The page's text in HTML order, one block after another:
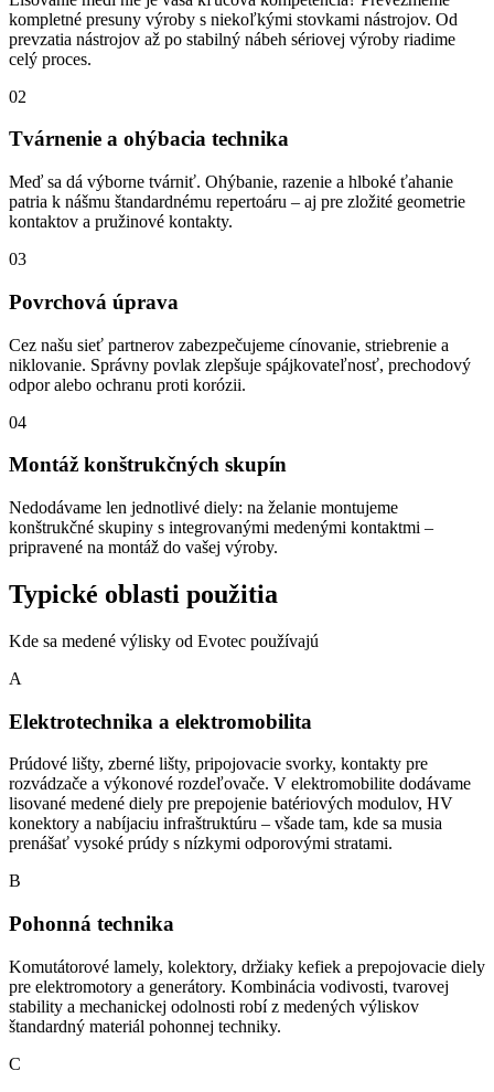
kompletné presuny výroby s niekoľkými stovkami nástrojov. Od
prevzatia nástrojov až po stabilný nábeh sériovej výroby riadime
celý proces.
02
Tvárnenie a ohýbacia technika
Meď sa dá výborne tvárniť. Ohýbanie, razenie a hlboké ťahanie
patria k nášmu štandardnému repertoáru – aj pre zložité geometrie
kontaktov a pružinové kontakty.
03
Povrchová úprava
Cez našu sieť partnerov zabezpečujeme cínovanie, striebrenie a
niklovanie. Správny povlak zlepšuje spájkovateľnosť, prechodový
odpor alebo ochranu proti korózii.
04
Montáž konštrukčných skupín
Nedodávame len jednotlivé diely: na želanie montujeme
konštrukčné skupiny s integrovanými medenými kontaktmi –
pripravené na montáž do vašej výroby.
Typické oblasti použitia
Kde sa medené výlisky od Evotec používajú
A
Elektrotechnika a elektromobilita
Prúdové lišty, zberné lišty, pripojovacie svorky, kontakty pre
rozvádzače a výkonové rozdeľovače. V elektromobilite dodávame
lisované medené diely pre prepojenie batériových modulov, HV
konektory a nabíjaciu infraštruktúru – všade tam, kde sa musia
prenášať vysoké prúdy s nízkymi odporovými stratami.
B
Pohonná technika
Komutátorové lamely, kolektory, držiaky kefiek a prepojovacie diely
pre elektromotory a generátory. Kombinácia vodivosti, tvarovej
stability a mechanickej odolnosti robí z medených výliskov
štandardný materiál pohonnej techniky.
C